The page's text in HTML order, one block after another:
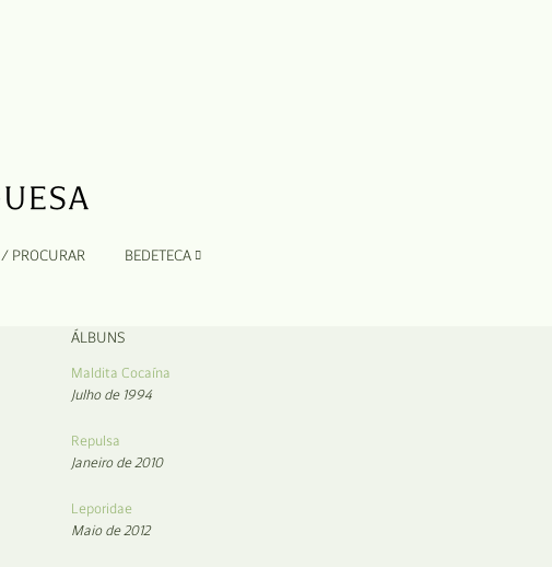
/ PROCURAR BEDETECA
ÁLBUNS
Maldita Cocaína
Julho de 1994
Repulsa
Janeiro de 2010
Leporidae
Maio de 2012